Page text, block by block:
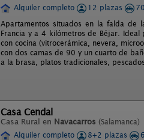
Alquiler completo 12 plazas
Apartamentos situados en la falda de
Francia y a 4 kilómetros de Béjar.
con cocina (vitrocerámica, nevera,
con dos camas de 90 y un cuarto de
a la brasa, platos tradicionales,
Casa Cendal
Casa Rural en Navacarros (Salamanca)
Alquiler completo
8+2 plazas